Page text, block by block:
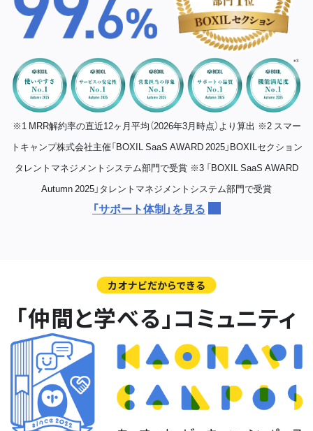
※1 MRR解約率の直近12ヶ月平均（2026年3月時点）より算出 ※2 スマー
トキャンプ株式会社主催「BOXIL SaaS AWARD 2025」BOXILセクション
タレントマネジメントシステム部門で受賞 ※3 「BOXIL SaaS AWARD
Autumn 2025」タレントマネジメントシステム部門で受賞
「サポート体制」を見る
カオナビだからできる
「仲間と学べる」コミュニティ